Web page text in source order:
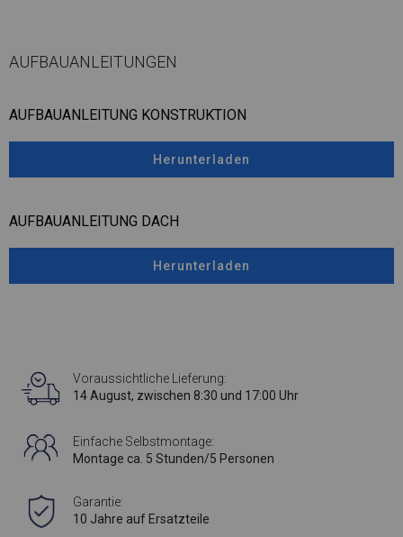
AUFBAUANLEITUNGEN
AUFBAUANLEITUNG KONSTRUKTION
Herunterladen
AUFBAUANLEITUNG DACH
Herunterladen
Voraussichtliche Lieferung:
14 August, zwischen 8:30 und 17:00 Uhr
Einfache Selbstmontage:
Montage ca. 5 Stunden/5 Personen
Garantie:
10 Jahre auf Ersatzteile